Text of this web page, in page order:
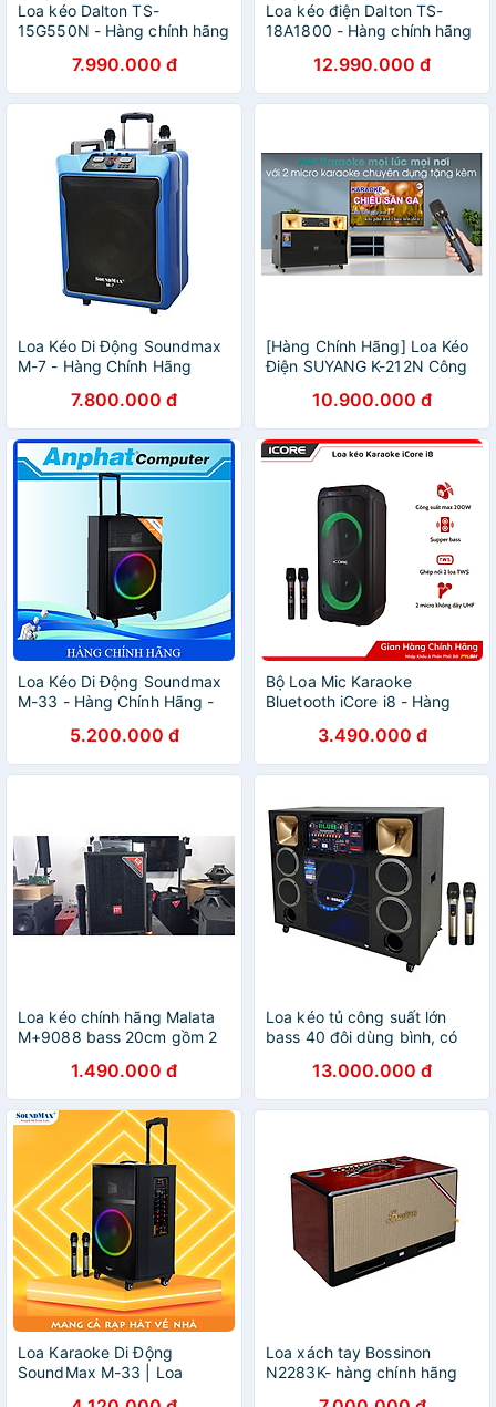
Loa kéo Dalton TS-
15G550N - Hàng chính hãng
7.990.000 đ
Loa kéo điện Dalton TS-
18A1800 - Hàng chính hãng
12.990.000 đ
Loa Kéo Di Động Soundmax
M-7 - Hàng Chính Hãng
7.800.000 đ
[Hàng Chính Hãng] Loa Kéo
Điện SUYANG K-212N Công
10.900.000 đ
Loa Kéo Di Động Soundmax
M-33 - Hàng Chính Hãng -
5.200.000 đ
Bộ Loa Mic Karaoke
Bluetooth iCore i8 - Hàng
3.490.000 đ
Loa kéo chính hãng Malata
M+9088 bass 20cm gồm 2
1.490.000 đ
Loa kéo tủ công suất lớn
bass 40 đôi dùng bình, có
Bossinon N8119K- công suất
2.400w- Hàng Chính Hãng
13.000.000 đ
Loa Karaoke Di Động
SoundMax M-33 | Loa
Loa xách tay Bossinon
N2283K- hàng chính hãng